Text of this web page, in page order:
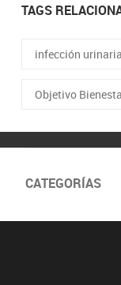
TAGS
infección urinaria
Objetivo
CATEGORÍAS